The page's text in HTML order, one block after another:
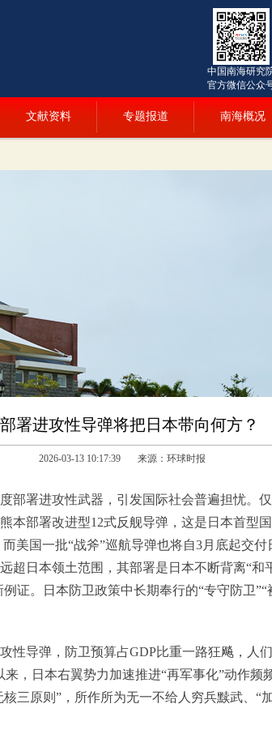
中国南海研究
官方微信公众
文献资料 专题报道 南海概况
部署进攻性导弹将把日本带向何方？
2026-03-13 10:17:39 来源：环球时报
部署进攻性武器，引发国际社会普遍担忧。
本部署改进型12式反舰导弹，这是日本首型
美国一批“战斧”巡航导弹也将自3月底起交
超日本领土范围，其部署是日本不断背离“和
证。日本防卫政策中长期奉行的“专守防卫
性导弹，防卫预算占GDP比重一路狂飚，人
，日本右翼势力加速推进“再军事化”动作频
三原则”，所作所为无一不给人穷兵黩武、“